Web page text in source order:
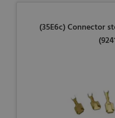
(35E6c) Connector